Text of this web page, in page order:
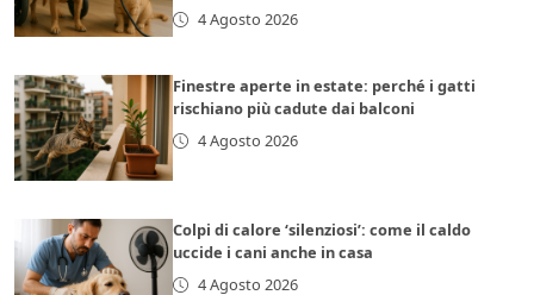
4 Agosto 2026
Finestre aperte in estate: perché i gatti
rischiano più cadute dai balconi
4 Agosto 2026
Colpi di calore ‘silenziosi’: come il caldo
uccide i cani anche in casa
4 Agosto 2026